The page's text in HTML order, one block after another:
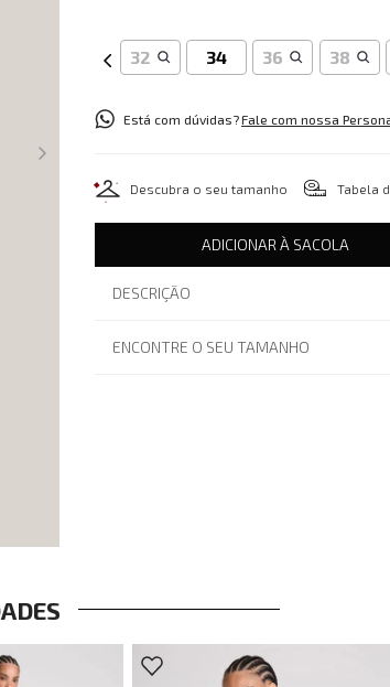
32 34 36 38
Está com dúvidas?Fale com nossa
Descubra o seu tamanho Tabela
ADICIONAR À SACOLA
DESCRIÇÃO
ENCONTRE O SEU TAMANHO